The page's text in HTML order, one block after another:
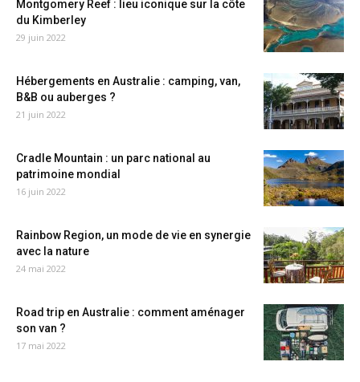
Montgomery Reef : lieu iconique sur la côte
du Kimberley
29 juin 2022
Hébergements en Australie : camping, van,
B&B ou auberges ?
21 juin 2022
Cradle Mountain : un parc national au
patrimoine mondial
16 juin 2022
Rainbow Region, un mode de vie en synergie
avec la nature
24 mai 2022
Road trip en Australie : comment aménager
son van ?
17 mai 2022